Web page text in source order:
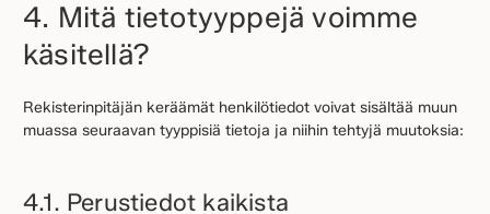
4. Mitä tietotyyppejä voimme
käsitellä?
Rekisterinpitäjän keräämät henkilötiedot voivat sisältää muun
muassa seuraavan tyyppisiä tietoja ja niihin tehtyjä muutoksia:
4.1. Perustiedot kaikista